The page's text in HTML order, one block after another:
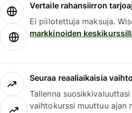
Vertaile rahansiirron
Ei piilotettuja maksuja.
markkinoiden
Seuraa reaaliaikaisia
Tallenna
vaihtokurssi muuttuu ajan